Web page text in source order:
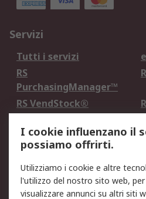
Servizi
Tutti i servizi
RS
PurchasingManager™
RS VendStock®
Legale
Informativa Cookie
I cookie influenzano il
possiamo offrirti.
Utilizziamo i cookie e altre
l'utilizzo del nostro sito web, per
visualizzare annunci su altri siti